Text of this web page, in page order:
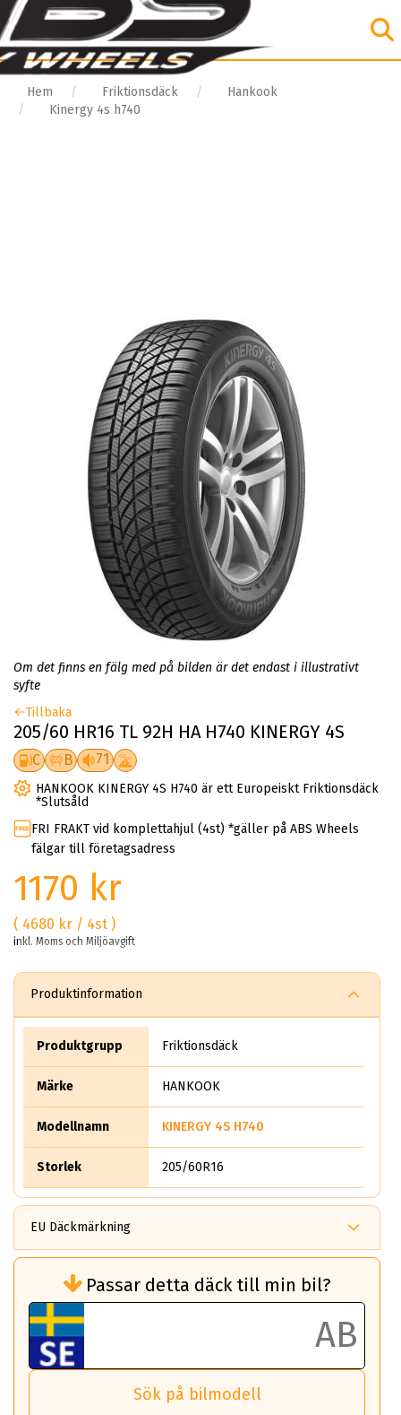
Hem Friktionsdäck
Hankook
Kinergy 4s h740
Om det finns en fälg med på bilden är det endast i illustrativt
syfte
Tillbaka
205/60 HR16 TL 92H HA H740 KINERGY 4S
C B 71
HANKOOK KINERGY 4S H740 är ett Europeiskt Friktionsdäck
*Slutsåld
FRI FRAKT vid komplettahjul (4st) *gäller på ABS Wheels
fälgar till företagsadress
1170 kr
( 4680 kr / 4st )
inkl. Moms och Miljöavgift
Produktinformation
Produktgrupp Friktionsdäck
Märke HANKOOK
Modellnamn KINERGY 4S H740
Storlek 205/60R16
EU Däckmärkning
bränsleförbrukningen)
Det ska vara en betygsskala från klass A
till G för rullmotstånd.
Ett klass A däck kommer ha 6,5% bättre
bränsleförbrukning än ett klass G däck.
Det betyder att om man kör 10,000 km,
så sparar man 50 liter bränsle med ett
Passar detta däck till min bil?
Sök på bilmodell